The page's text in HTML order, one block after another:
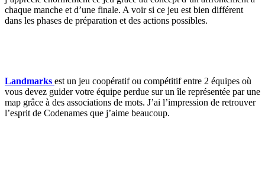
chaque manche et d’une finale. A voir si ce jeu est bien différent
dans les phases de préparation et des actions possibles.
Landmarks est un jeu coopératif ou compétitif entre 2 équipes où
vous devez guider votre équipe perdue sur un île représentée par une
map grâce à des associations de mots. J’ai l’impression de retrouver
l’esprit de Codenames que j’aime beaucoup.